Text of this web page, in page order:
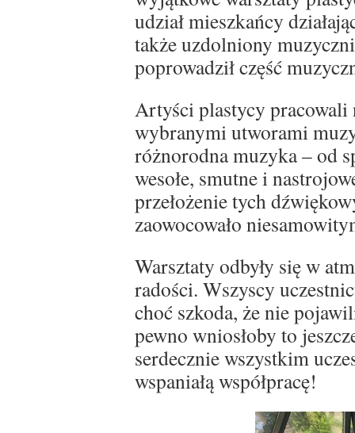
udział mieszkańcy
także uzdolniony
poprowadził część
Artyści plastycy
wybranymi utworami
różnorodna muzyka – od
wesołe, smutne i
przełożenie tych
zaowocowało
Warsztaty odbyły się w
radości. Wszyscy
choć szkoda, że nie
pewno wniosłoby to
serdecznie wszystkim
wspaniałą współpracę!